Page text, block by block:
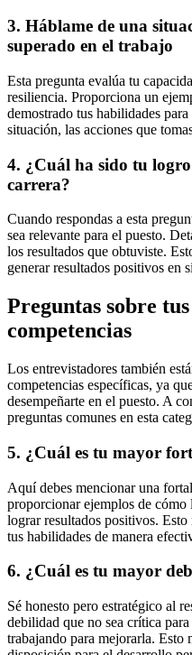
3. Háblame de una
superado en el trabajo
Esta pregunta evalúa tu
resiliencia. Proporciona un
demostrado tus habilidades
situación, las acciones que
4. ¿Cuál ha sido tu
carrera?
Cuando respondas a esta
sea relevante para el puesto.
los resultados que obtuviste.
generar resultados positivos en
Preguntas sobre
competencias
Los entrevistadores también
competencias específicas, ya
desempeñarte en el puesto. A
preguntas comunes en esta
5. ¿Cuál es tu mayor
Aquí debes mencionar una
proporcionar ejemplos de cómo
lograr resultados positivos.
tus habilidades de manera
6. ¿Cuál es tu mayor
Sé honesto pero estratégico al
debilidad que no sea crítica
trabajando para mejorarla. Esto